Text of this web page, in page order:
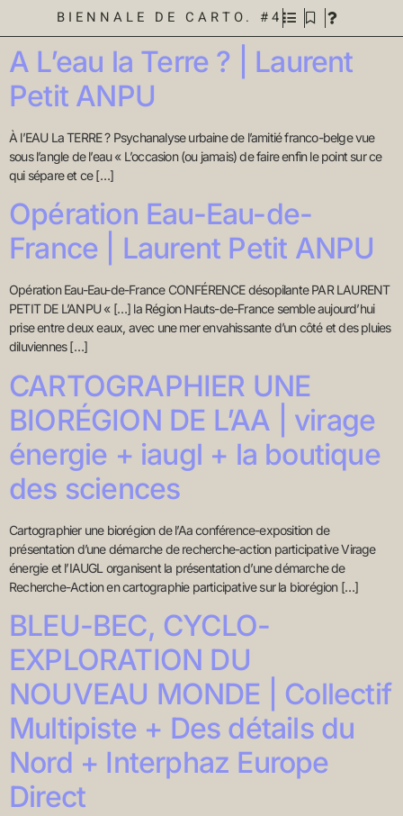
BIENNALE DE CARTO. #4
A L’eau la Terre ? | Laurent
Petit ANPU
À l’EAU La TERRE ? Psychanalyse urbaine de l’amitié franco-belge vue
sous l’angle de l’eau « L’occasion (ou jamais) de faire enfin le point sur ce
qui sépare et ce […]
Opération Eau-Eau-de-
France | Laurent Petit ANPU
Opération Eau-Eau-de-France CONFÉRENCE désopilante PAR LAURENT
PETIT DE L’ANPU « […] la Région Hauts-de-France semble aujourd’hui
prise entre deux eaux, avec une mer envahissante d’un côté et des pluies
diluviennes […]
CARTOGRAPHIER UNE
BIORÉGION DE L’AA​ | virage
énergie + iaugl + la boutique
des sciences
Cartographier une biorégion de l’Aa conférence-exposition de
présentation d’une démarche de recherche-action participative Virage
énergie et l’IAUGL organisent la présentation d’une démarche de
Recherche-Action en cartographie participative sur la biorégion […]
BLEU-BEC, CYCLO-
EXPLORATION DU
NOUVEAU MONDE | Collectif
Multipiste + Des détails du
Nord + Interphaz Europe
Direct